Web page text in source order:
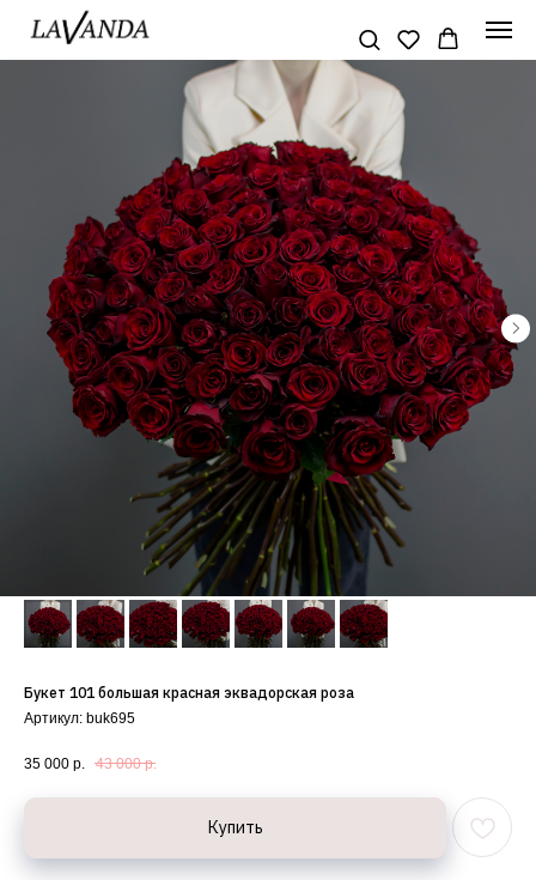
Букет 101 большая красная эквадорская роза
Артикул: buk695
35 000 р. 43 000 р.
Купить